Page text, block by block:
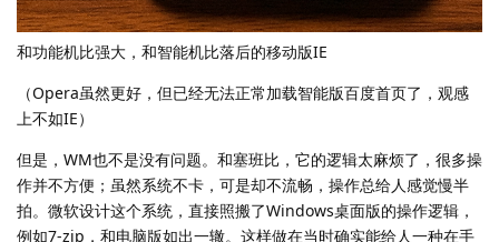
和功能机比强大，和智能机比落后的移动版IE
（Opera虽然更好，但已经无法正常加载智能版百度首页了，观感
上不如IE）
但是，WM也不是没有问题。和塞班比，它的逻辑太麻烦了，很多操
作并不方便；虽然系统不卡，可是却不流畅，操作总给人感觉慢半
拍。微软设计这个系统，直接照搬了Windows桌面版的操作逻辑，
例如7-zip，和电脑版如出一辙。这样做在当时确实能给人一种在手